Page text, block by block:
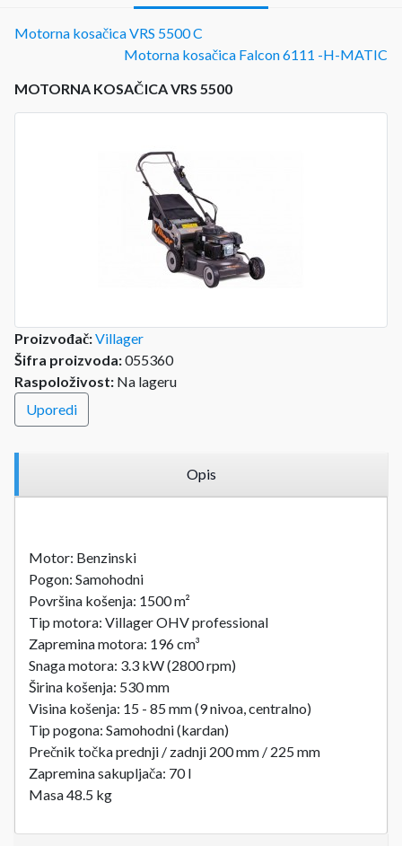
Motorna kosačica VRS 5500 C
Motorna kosačica Falcon 6111 -H-MATIC
MOTORNA KOSAČICA VRS 5500
Proizvođač:Villager
Šifra proizvoda:055360
Raspoloživost: Na lageru
Uporedi
Opis
Motor: Benzinski
Pogon: Samohodni
Površina košenja: 1500 m²
Tip motora: Villager OHV professional
Zapremina motora: 196 cm³
Snaga motora: 3.3 kW (2800 rpm)
Širina košenja: 530 mm
Visina košenja: 15 - 85 mm (9 nivoa, centralno)
Tip pogona: Samohodni (kardan)
Prečnik točka prednji / zadnji 200 mm / 225 mm
Zapremina sakupljača: 70 l
Masa 48.5 kg